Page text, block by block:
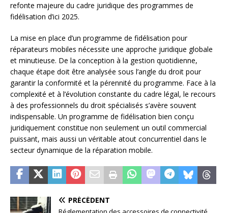
refonte majeure du cadre juridique des programmes de
fidélisation d’ici 2025.
La mise en place d’un programme de fidélisation pour
réparateurs mobiles nécessite une approche juridique globale
et minutieuse. De la conception à la gestion quotidienne,
chaque étape doit être analysée sous l’angle du droit pour
garantir la conformité et la pérennité du programme. Face à la
complexité et à l’évolution constante du cadre légal, le recours
à des professionnels du droit spécialisés s’avère souvent
indispensable. Un programme de fidélisation bien conçu
juridiquement constitue non seulement un outil commercial
puissant, mais aussi un véritable atout concurrentiel dans le
secteur dynamique de la réparation mobile.
PRÉCÉDENT